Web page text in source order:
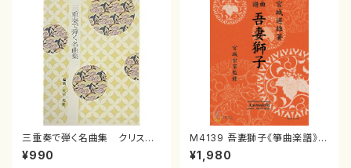
三重奏で弾く名曲集 クリスマ
スメドレー( 箏2/大平光美 編
曲/楽譜）
¥990
M4139 吾妻獅子《箏曲楽譜》
（箏/宮城道雄著・宮城宗家監修/
箏曲古典楽譜）
¥1,980